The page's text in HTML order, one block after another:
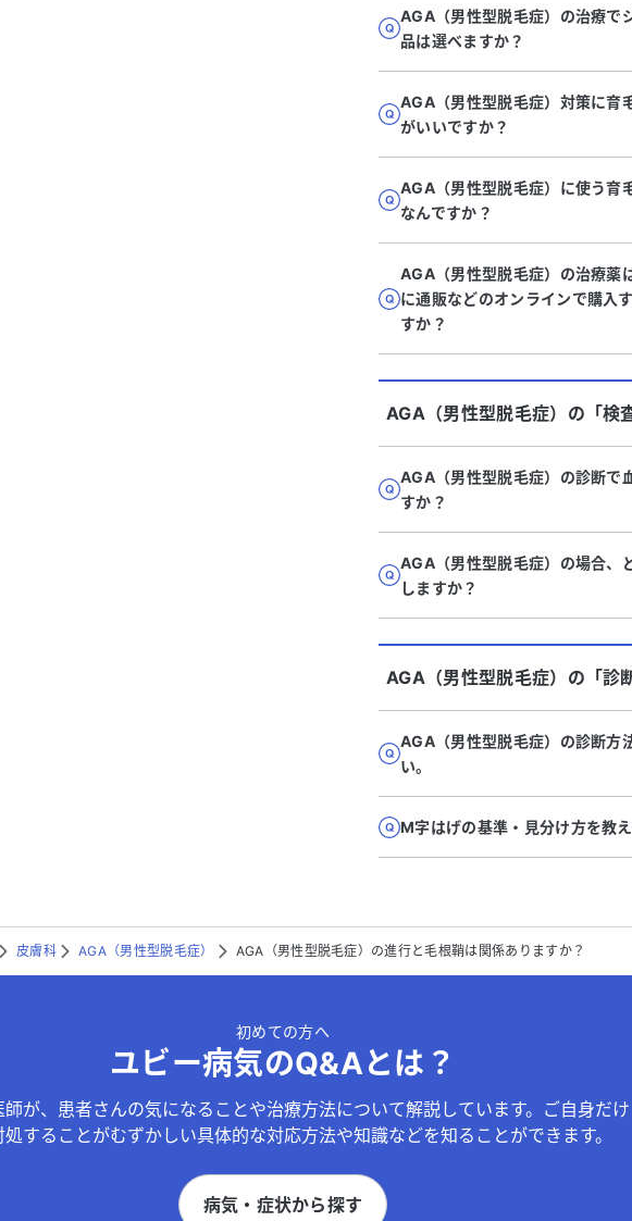
AGA（男性型脱毛症）の治療で
品は選べますか？
AGA（男性型脱毛症）対策に育
がいいですか？
AGA（男性型脱毛症）に使う育
なんですか？
AGA（男性型脱毛症）の治療薬
に通販などのオンラインで購入
すか？
AGA（男性型脱毛症） の「検
AGA（男性型脱毛症）の診断で
すか？
AGA（男性型脱毛症）の場合、
しますか？
AGA（男性型脱毛症） の「診
AGA（男性型脱毛症）の診断方
い。
M字はげの基準・見分け方を教え
皮膚科 AGA（男性型脱毛症） AGA（男性型脱毛症）の進行と毛根鞘は関係ありますか？
初めての方へ
ユビー病気のQ&Aとは？
師が、患者さんの気になることや治療方法について解説しています。ご自身だけ
処することがむずかしい具体的な対応方法や知識などを知ることができます。
病気・症状から探す